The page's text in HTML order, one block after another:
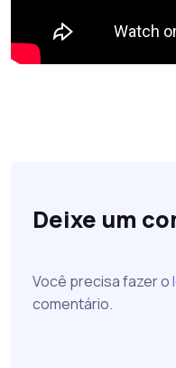
Deixe um
Você precisa fazer o
comentário.